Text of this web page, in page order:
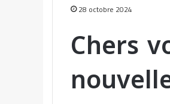
28 octobre 2024
Chers